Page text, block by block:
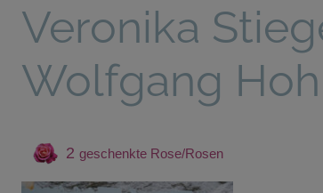
Veronika
Wolfgang
2